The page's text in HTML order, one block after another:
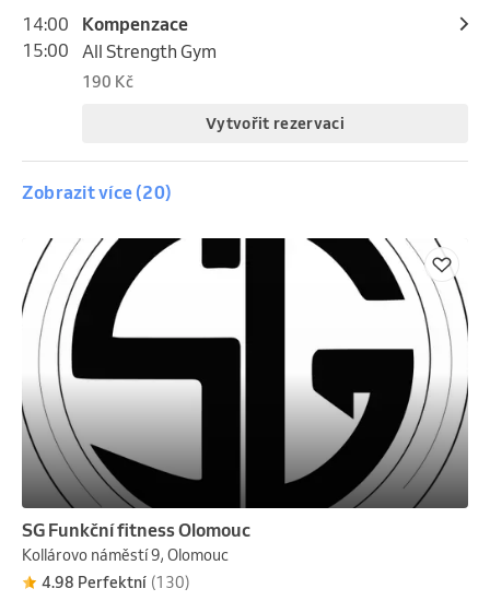
14:00
15:00
Kompenzace
All Strength Gym
190 Kč
Vytvořit rezervaci
Zobrazit více (20)
15:15
16:15
Cross pro začátečníky i pokročilé
All Strength Gym
190 Kč
Vytvořit rezervaci
pondělí, 10. srpna 2026
16:30
17:30
Kruh
All Strength Gym
190 Kč
Vytvořit rezervaci
SG Funkční fitness Olomouc
Kollárovo náměstí 9, Olomouc
4.98 Perfektní (130)